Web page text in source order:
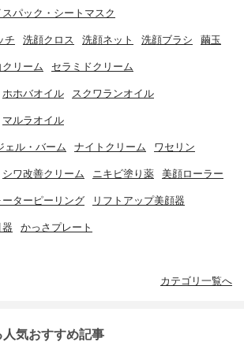
スパック・シートマスク
チ 洗顔クロス 洗顔ネット 洗顔ブラシ 繭玉
クリーム セラミドクリーム
ホホバオイル スクワランオイル
マルラオイル
ェル・バーム ナイトクリーム ワセリン
シワ改善クリーム ニキビ塗り薬 美顔ローラー
ーターピーリング リフトアップ美顔器
かっさプレート
カテゴリ一覧へ
気おすすめ記事